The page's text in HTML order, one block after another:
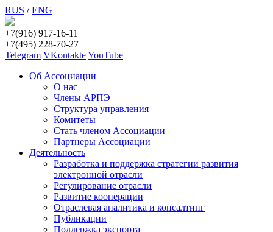
RUS /ENG
+7(916) 917-16-11
+7(495) 228-70-27
Telegram VKontakteYouTube
Об Ассоциации
О нас
Члены АРПЭ
Структура управления
Комитеты
Стать членом Ассоциации
Партнеры Ассоциации
Деятельность
Разработка и поддержка стратегии развития
электронной отрасли
Регулирование отрасли
Развитие кооперации
Отраслевая аналитика и консалтинг
Публикации
Поддержка экспорта